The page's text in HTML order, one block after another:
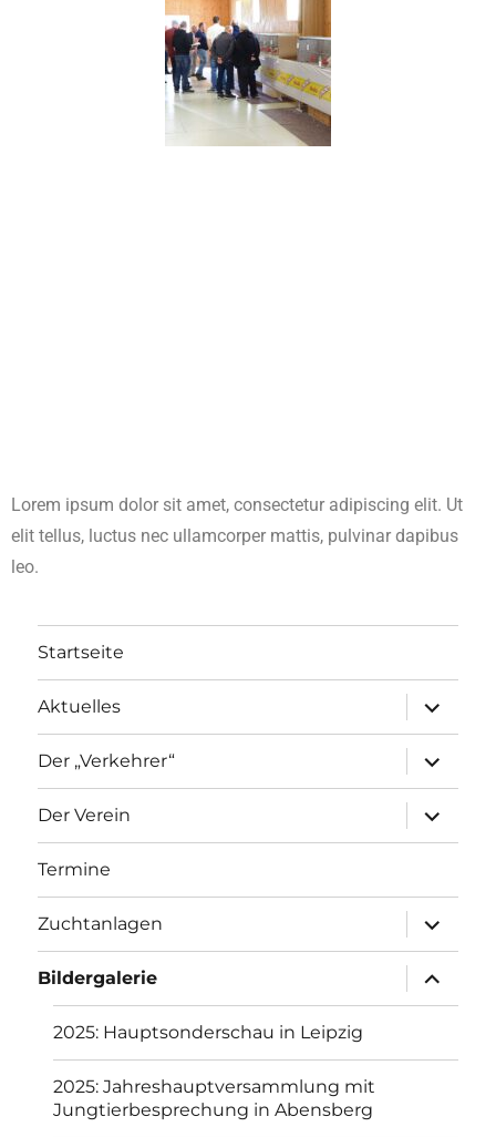
Lorem ipsum dolor sit amet, consectetur adipiscing elit. Ut
elit tellus, luctus nec ullamcorper mattis, pulvinar dapibus
leo.
Startseite
Aktuelles
Der „Verkehrer“
Der Verein
Termine
Zuchtanlagen
Bildergalerie
2025: Hauptsonderschau in Leipzig
2025: Jahreshauptversammlung mit
Jungtierbesprechung in Abensberg